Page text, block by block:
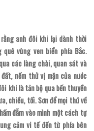
anh đôi khi lại dành thời
vùng ven biển phía Bắc.
các làng chài, quan sát và
nếm thử vị mặn của nước
khi là tản bộ qua bến thuyền
chiều, tối. Sơn để mọi thứ về
đẫm vào mình một cách tự
cảm vi tế đến từ phía bên